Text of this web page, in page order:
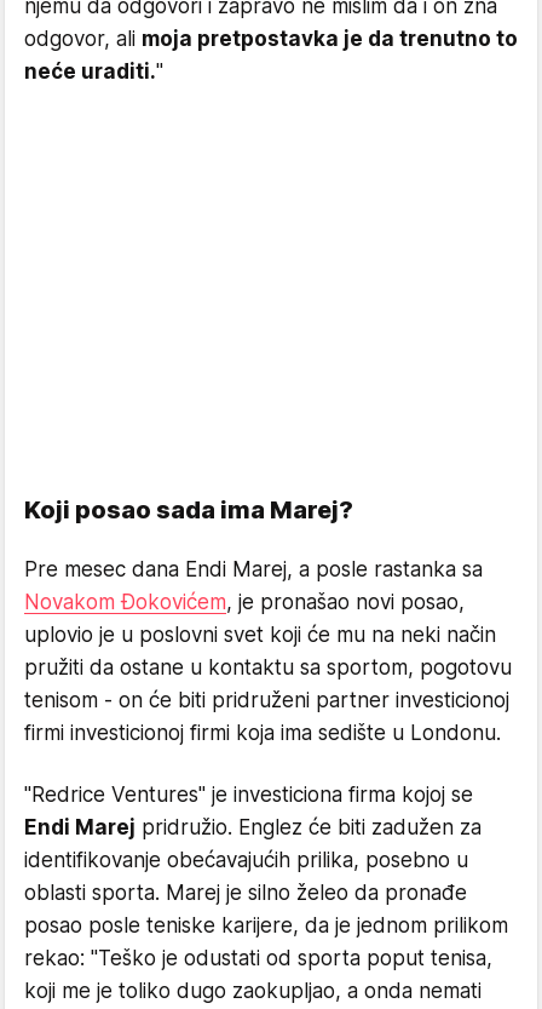
njemu da odgovori i zapravo ne mislim da i on zna
odgovor, ali moja pretpostavka je da trenutno to
neće uraditi."
Koji posao sada ima Marej?
Pre mesec dana Endi Marej, a posle rastanka sa
Novakom Đokovićem, je pronašao novi posao,
uplovio je u poslovni svet koji će mu na neki način
pružiti da ostane u kontaktu sa sportom, pogotovu
tenisom - on će biti pridruženi partner investicionoj
firmi investicionoj firmi koja ima sedište u Londonu.
"Redrice Ventures" je investiciona firma kojoj se
Endi Marej pridružio. Englez će biti zadužen za
identifikovanje obećavajućih prilika, posebno u
oblasti sporta. Marej je silno želeo da pronađe
posao posle teniske karijere, da je jednom prilikom
rekao: "Teško je odustati od sporta poput tenisa,
koji me je toliko dugo zaokupljao, a onda nemati